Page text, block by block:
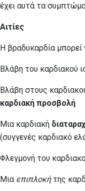
έχει αυτά τα
Αιτίες
Η βραδυκαρδία μπορεί
Βλάβη του καρδιακού
Βλάβη στους
καρδιακή προσβολή
Μια καρδιακή
(συγγενές καρδιακό
Φλεγμονή του
Μια επιπλοκή της